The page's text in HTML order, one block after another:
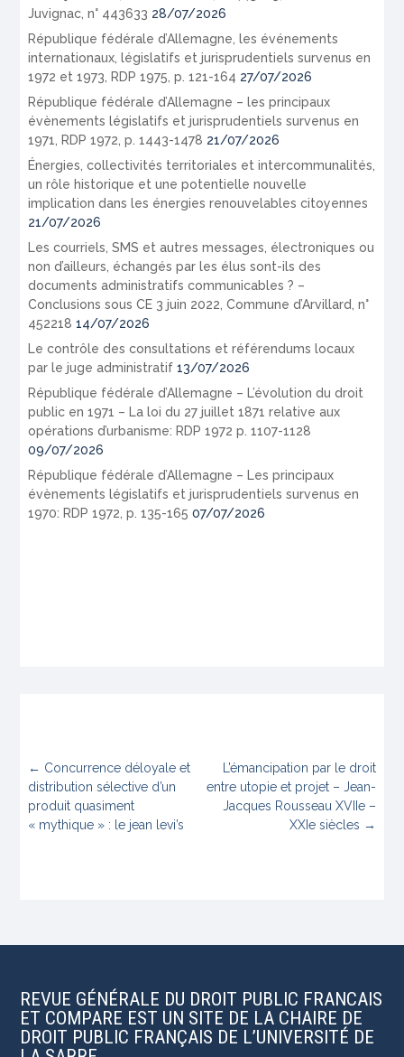
Juvignac, n° 443633 28/07/2026
République fédérale d’Allemagne, les événements
internationaux, législatifs et jurisprudentiels survenus en
1972 et 1973, RDP 1975, p. 121-164 27/07/2026
République fédérale d’Allemagne – les principaux
évènements législatifs et jurisprudentiels survenus en
1971, RDP 1972, p. 1443-1478 21/07/2026
Énergies, collectivités territoriales et intercommunalités,
un rôle historique et une potentielle nouvelle
implication dans les énergies renouvelables citoyennes
21/07/2026
Les courriels, SMS et autres messages, électroniques ou
non d’ailleurs, échangés par les élus sont-ils des
documents administratifs communicables ? –
Conclusions sous CE 3 juin 2022, Commune d’Arvillard, n°
452218 14/07/2026
Le contrôle des consultations et référendums locaux
par le juge administratif 13/07/2026
République fédérale d’Allemagne – L’évolution du droit
public en 1971 – La loi du 27 juillet 1871 relative aux
opérations d’urbanisme: RDP 1972 p. 1107-1128
09/07/2026
République fédérale d’Allemagne – Les principaux
évènements législatifs et jurisprudentiels survenus en
1970: RDP 1972, p. 135-165 07/07/2026
← Concurrence déloyale et
distribution sélective d’un
produit quasiment
« mythique » : le jean levi’s
L’émancipation par le droit
entre utopie et projet – Jean-
Jacques Rousseau XVIIe –
XXIe siècles →
REVUE GÉNÉRALE DU DROIT PUBLIC FRANCAIS
ET COMPARE EST UN SITE DE LA CHAIRE DE
DROIT PUBLIC FRANÇAIS DE L’UNIVERSITÉ DE